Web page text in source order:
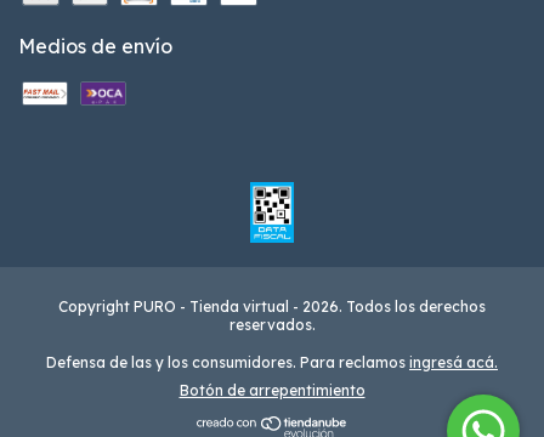
Medios de envío
Copyright PURO - Tienda virtual - 2026. Todos los derechos
reservados.
Defensa de las y los consumidores. Para reclamos ingresá acá.
Botón de arrepentimiento